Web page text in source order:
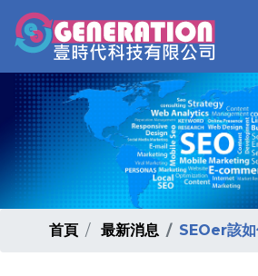
首頁 最新消息 SEOer該如